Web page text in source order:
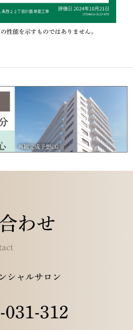
性能を示すものではありません。
わせ
シャルサロン
031-312